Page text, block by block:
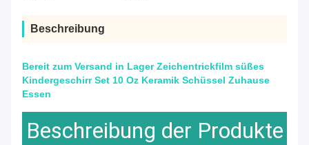
Beschreibung
Bereit zum Versand in Lager Zeichentrickfilm süßes
Kindergeschirr Set 10 Oz Keramik Schüssel Zuhause
Essen
Beschreibung der Produkte